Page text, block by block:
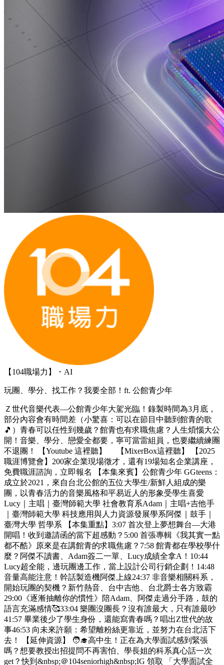
【104職場力】・AI
玩團、學分、找工作？我要全部！ft. 公館青少年
Ｚ世代音樂代表—公館青少年大駕光臨！錄製時間為3月底，
部分內容會有時間差（小驚喜：可以在節目中聽到館青的歌
🎵）青春可以任性到幾歲？館青也有求職焦慮？人生煩惱大公
開！音樂、學分、戀愛全都要，寧可當雷組員，也要繼續練團
不退團！ 【Youtube 這裡聽】 【MixerBox這裡聽】 【2025
職涯博覽會】200家企業現場徵才，還有19場知名企業講座，
免費職涯諮詢，立即報名 【本集來賓】公館青少年 GGteens：
成立於2021，來自台北公館的五位大學生/新鮮人組成的樂
團，以青春活力的音樂風格和平易近人的形象受學生喜愛
Lucy｜主唱｜臺灣師範大學 社會教育系Adam｜主唱+吉他手
｜臺灣師範大學 科技應用與人力資源發展學系阿傑｜鼓手｜
臺灣大學 哲學系 【本集重點】3:07 首次登上夢想舞台—大港
開唱！收到邀請函的當下超感動？5:00 首張專輯《我其實一點
都不酷》原來是在講館青的求職焦慮？7:58 館青都在學校學什
麼？阿傑不讀書、Adam簽二一單、Lucy成績全拿A！10:44
Lucy超全能，邊玩團邊工作，當上設計公司行銷企劃！14:48
音量高能注意！幹話製造機阿傑上線24:37 非音樂相關科系，
開始玩團的契機？新竹熱音、台中吉他、台北爵士各方致霸
29:00《逐漸抽離你的慣性》陪Adam、阿傑走過分手路，鼓的
語言充滿感情🥰33:04 樂團沒團長？沒有誰最大，只有誰最吵
41:57 畢業後少了學生身份，還能寫青春嗎？唱出Z世代的故
事46:53 向未來許願：希望離粉絲更靠近，並努力在台北活下
去！ 【延伸資源】 🧑‍🎓高中生！正在為大學面試感到緊張
嗎？想要教授出招提問不再害怕、學長姐的科系真心話一次
get？快到&nbsp;＠104seniorhigh&nbsp;IG 領取 「大學面試全